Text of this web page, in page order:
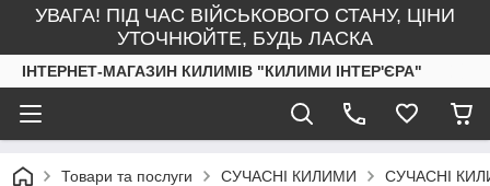
УВАГА! ПІД ЧАС ВІЙСЬКОВОГО СТАНУ, ЦІНИ
УТОЧНЮЙТЕ, БУДЬ ЛАСКА
ІНТЕРНЕТ-МАГАЗИН КИЛИМІВ "КИЛИМИ ІНТЕР'ЄРА"
Товари та послуги СУЧАСНІ КИЛИМИ СУЧАСНІ